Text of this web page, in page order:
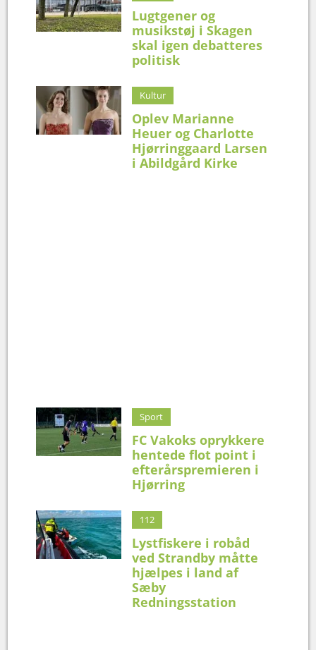
Lugtgener og
musikstøj i Skagen
skal igen debatteres
politisk
Kultur
Oplev Marianne
Heuer og Charlotte
Hjørringgaard Larsen
i Abildgård Kirke
Sport
FC Vakoks oprykkere
hentede flot point i
efterårspremieren i
Hjørring
112
Lystfiskere i robåd
ved Strandby måtte
hjælpes i land af
Sæby
Redningsstation